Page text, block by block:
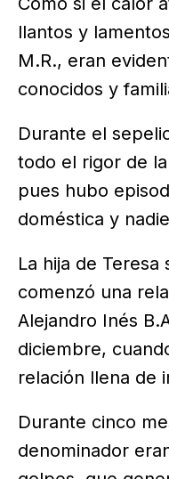
llantos y
M.R., eran
conocidos y
Durante el
todo el rigor de
pues hubo
doméstica y
La hija de
comenzó una
Alejandro Inés
diciembre,
relación llena de
Durante cinco
denominador